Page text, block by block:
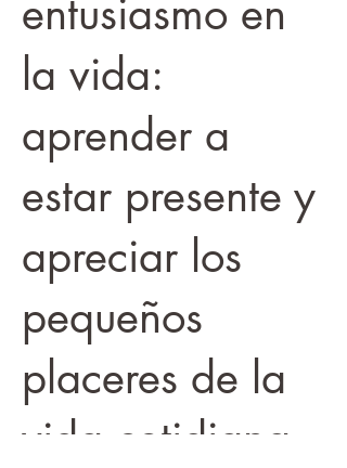
entusiasmo en
la vida:
aprender a
estar presente y
apreciar los
pequeños
placeres de la
vida cotidiana.